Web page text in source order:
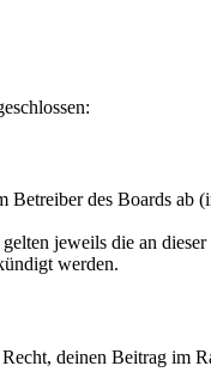
des Boards ab
jeweils die an
werden.
deinen Beitrag im